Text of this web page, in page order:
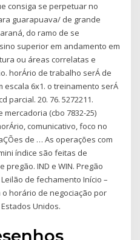
consiga se perpetuar no
guarapuava/ de grande
do ramo de se
superior em andamento em
ou áreas correlatas e
horÁrio de trabalho serÁ de
escala 6x1. o treinamento serÁ
parcial. 20. 76. 5272211.
(cbo 7832-25)
comunicativo, foco no
de … As operações com
índice são feitas de
IND e WIN. Pregão
de fechamento Início –
o horário de negociação por
Unidos.